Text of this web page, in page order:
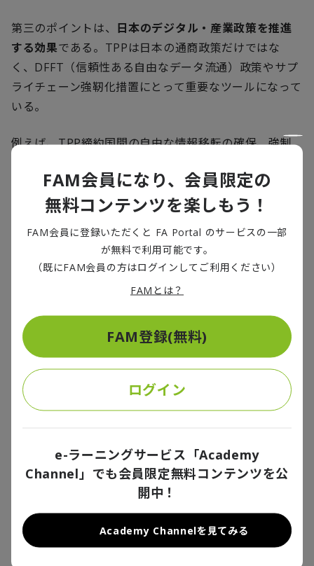
第三のポイントは、 日本のデジタル・産業政策を推進
する効果である。 TPPは日本の通商政策だけではな
く、 DFFT （信頼性ある自由なデータ流通）政策やサプ
ライチェーン強靭化措置にとって重要なツールになって
いる。
例えば、TPP締約国間の自由な情報移転の確保、強制
際的にデジタル・コンテンツサービスを展開するため
の基盤となっている。同様に、TPPの原産地規則など
築をするうえで、欠かせない仕組みである。TPP
影響
力拡大は、日本のデジタル政策やサプライチェーン強
く、英国に事業展開するデジタル企業、グローバルメ
ーカーも動向に注視が必要だろう。
日本の経済安全保障との関連にも留意したい。
経済安保は貿易圏の分断、貿易管理の徹底をもたらす
イメージが色濃いが、貿易立国である日本の経済安保
自国製品・サービスが他国にとって欠かせない状況
をつくる「戦略的不可欠性」を主要な柱の一つに位置
高いレベルでのルール形成、市場開放を促す
TPP（※7）は、日本が他国（貿易相手国）にとって不
FAM会員になり、会員限定の
無料コンテンツを楽しもう！
FAM会員に登録いただくと FA Portal のサービスの一部
が無料で利用可能です。
（既にFAM会員の方はログインしてご利用ください）
FAMとは？
FAM登録(無料)
ログイン
e-ラーニングサービス「Academy
Channel」でも会員限定無料コンテンツを公
開中！
Academy Channelを見てみる